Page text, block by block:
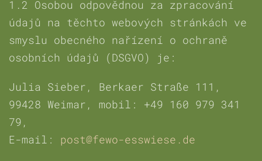
1.2 Osobou odpovědnou za zpracování
údajů na těchto webových stránkách ve
smyslu obecného nařízení o ochraně
osobních údajů (DSGVO) je:
Julia Sieber, Berkaer Straße 111,
99428 Weimar, mobil: +49 160 979 341
79,
E-mail: post@fewo-esswiese.de